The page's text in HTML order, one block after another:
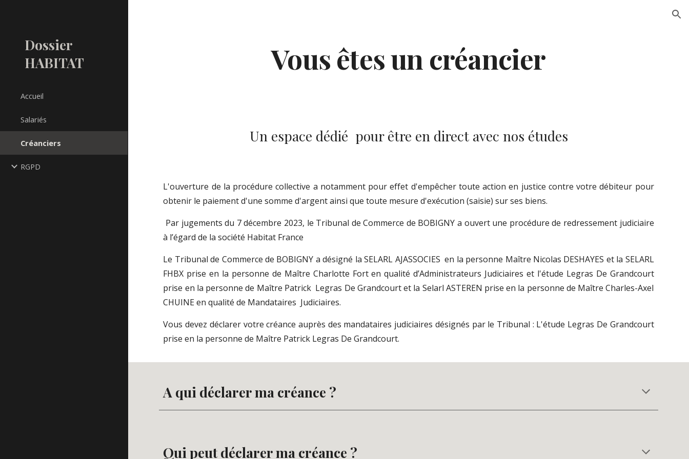
Dossier
HABITAT
Accueil
Salariés
Créanciers
RGPD
Vous êtes un créancier
Un espace dédié pour être en direct avec nos études
L'ouverture de la procédure collective a notamment pour effet d'empêcher toute action en justice contre votre débiteur pour
obtenir le paiement d'une somme d'argent ainsi que toute mesure d'exécution (saisie) sur ses biens.
Par jugements du 7 décembre 2023, le Tribunal de Commerce de BOBIGNY a ouvert une procédure de redressement judiciaire
à l’égard de la société Habitat France
Le Tribunal de Commerce de BOBIGNY a désigné la SELARL AJASSOCIES en la personne Maître Nicolas DESHAYES et la SELARL
FHBX prise en la personne de Maître Charlotte Forten qualité d’Administrateurs Judiciaires et l'étude Legras De Grandcourt
prise en la personne de Maître Patrick Legras De Grandcourtet la Selarl ASTEREN prise en la personne de Maître Charles-Axel
CHUINE en qualité de Mandataires Judiciaires.
Vous devez déclarer votre créance auprès des mandataires judiciaires désignés par le Tribunal : L'étude Legras De Grandcourt
prise en la personne de Maître Patrick Legras De Grandcourt.
A qui déclarer ma créance ?
Qui peut déclarer ma créance ?